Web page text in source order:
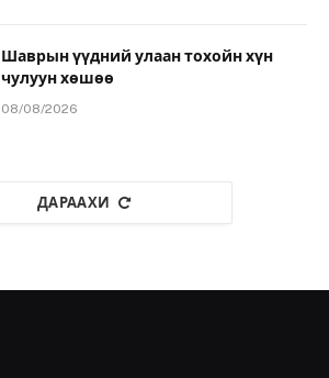
Шаврын үүдний улаан тохойн хүн
чулуун хөшөө
08/08/2026
ДАРААХИ